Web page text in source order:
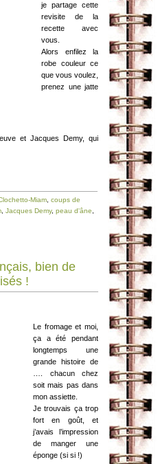
je partage cette
revisite de la
recette avec
vous.
Alors enfilez la
robe couleur ce
que vous voulez,
prenez une jatte
et Jacques Demy, qui
Miam coups de
Jacques Demy, peau d'âne
bien de
!
Le fromage et moi,
ça a été pendant
longtemps une
grande histoire de
…. chacun chez
soit mais pas dans
mon assiette.
Je trouvais ça trop
fort en goût, et
j’avais l’impression
de manger une
éponge (si si !)